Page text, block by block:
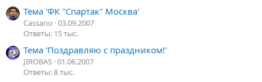
Тема 'ФК "Спартак" Москва'
Cassano 03.09.2007
Ответы: 15 тыс.
Тема 'Поздравляю с праздником!'
JIROBAS 01.06.2007
Ответы: 8 тыс.